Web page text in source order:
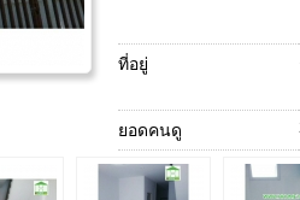
ที่อยู่
ยอดคนดู